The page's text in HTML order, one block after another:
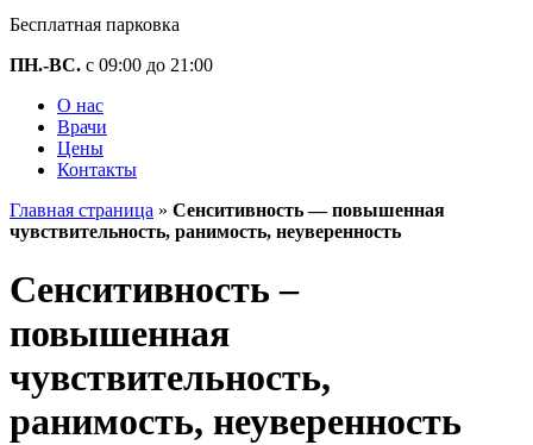
Бесплатная парковка
ПН.-ВС. с 09:00 до 21:00
О нас
Врачи
Цены
Контакты
Главная страница » Сенситивность — повышенная
чувствительность, ранимость, неуверенность
Сенситивность –
повышенная
чувствительность,
ранимость, неуверенность